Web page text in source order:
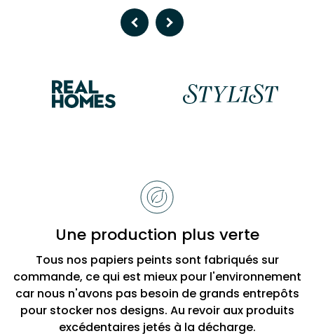
Previous
Next
BobbiUne production plus verte
Tous nos papiers peints sont fabriqués sur
commande, ce qui est mieux pour l'environnement
car nous n'avons pas besoin de grands entrepôts
pour stocker nos designs. Au revoir aux produits
excédentaires jetés à la décharge.